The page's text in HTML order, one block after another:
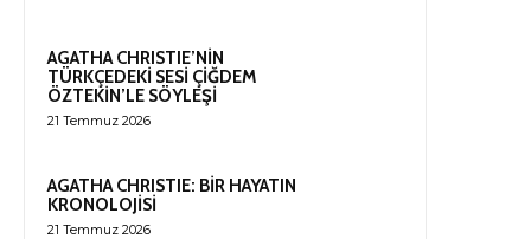
AGATHA CHRISTIE’NİN
TÜRKÇEDEKİ SESİ ÇİĞDEM
ÖZTEKİN’LE SÖYLEŞİ
21 Temmuz 2026
AGATHA CHRISTIE: BİR HAYATIN
KRONOLOJİSİ
21 Temmuz 2026